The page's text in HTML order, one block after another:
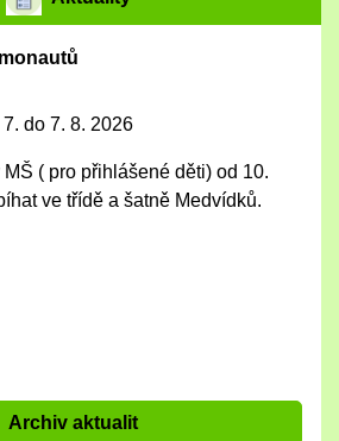
do 7. 8. 2026
( pro přihlášené děti) od 10.
ve třídě a šatně Medvídků.
Archiv aktualit